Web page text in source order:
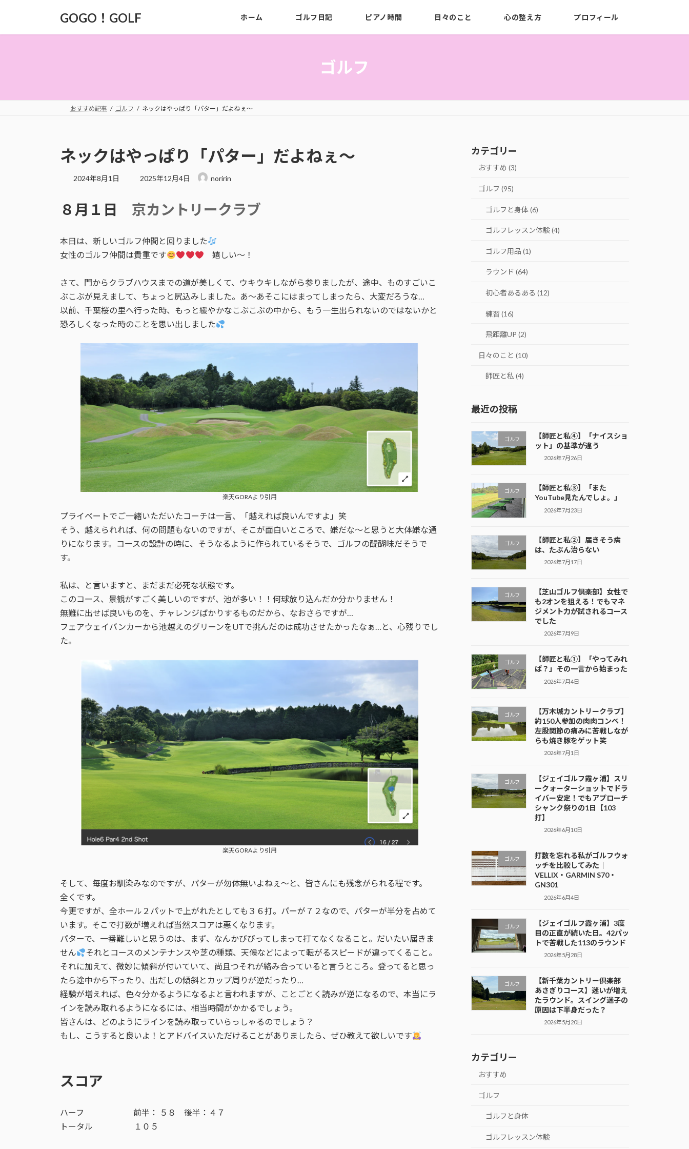
GOGO！GOLF ホーム ゴルフ日記 ピアノ時間 日々のこと 心の整え方 プロフィール
ゴルフ
おすすめ記事 ゴルフ ネックはやっぱり「パター」だよねぇ〜
ネックはやっぱり「パター」だよねぇ〜
2024年8月1日
最
新
日
:
2025年12月4日 noririn
８月１日 京カントリークラブ
本日は、新しいゴルフ仲間と回りました
女性のゴルフ仲間は貴重です
嬉しい〜！
さて、門からクラブハウスまでの道が美しくて、ウキウキしながら参りましたが、途中、ものすごいこ
ぶこぶが見えまして、ちょっと尻込みしました。あ〜あそこにはまってしまったら、大変だろうな…
以前、千葉桜の里へ行った時、もっと緩やかなこぶこぶの中から、もう一生出られないのではないかと
恐ろしくなった時のことを思い出しました
楽天GORAより引用
プライベートでご一緒いただいたコーチは一言、「越えれば良いんですよ」笑
そう、越えられれば、何の問題もないのですが、そこが面白いところで、嫌だな〜と思うと大体嫌な通
りになります。コースの設計の時に、そうなるように作られているそうで、ゴルフの醍醐味だそうで
す。
私は、と言いますと、まだまだ必死な状態です。
このコース、景観がすごく美しいのですが、池が多い！！何球放り込んだか分かりません！
無難に出せば良いものを、チャレンジばかりするものだから、なおさらですが…
フェアウェイバンカーから池越えのグリーンをUTで挑んだのは成功させたかったなぁ…と、心残りでし
た。
楽天GORAより引用
そして、毎度お馴染みなのですが、パターが勿体無いよねぇ〜と、皆さんにも残念がられる程です。
全くです。
今更ですが、全ホール２パットで上がれたとしても３６打。パーが７２なので、パターが半分を占めて
います。そこで打数が増えれば当然スコアは悪くなります。
パターで、一番難しいと思うのは、まず、なんかびびってしまって打てなくなること。だいたい届きま
せん
それとコースのメンテナンスや芝の種類、天候などによって転がるスピードが違ってくること。
それに加えて、微妙に傾斜が付いていて、尚且つそれが絡み合っていると言うところ。登ってると思っ
たら途中から下ったり、出だしの傾斜とカップ周りが逆だったり…
経験が増えれば、色々分かるようになるよと言われますが、ことごとく読みが逆になるので、本当にラ
インを読み取れるようになるには、相当時間がかかるでしょう。
皆さんは、どのようにラインを読み取っていらっしゃるのでしょう？
もし、こうすると良いよ！とアドバイスいただけることがありましたら、ぜひ教えて欲しいです
スコア
ハーフ 前半： ５８ 後半：４７
トータル １０５
カテゴリー
おすすめ (3)
ゴルフ (95)
ゴルフと身体 (6)
ゴルフレッスン体験 (4)
ゴルフ用品 (1)
ラウンド (64)
初心者あるある (12)
練習 (16)
飛距離UP (2)
日々のこと (10)
師匠と私 (4)
最近の投稿
ゴルフ
【師匠と私④】「ナイスショ
ット」の基準が違う
2026年7月26日
ゴルフ
【師匠と私③】「また
YouTube見たんでしょ。」
2026年7月23日
ゴルフ
【師匠と私②】届きそう病
は、たぶん治らない
2026年7月17日
ゴルフ
【芝山ゴルフ倶楽部】女性で
も2オンを狙える！でもマネ
ジメント力が試されるコース
でした
2026年7月9日
ゴルフ
【師匠と私①】「やってみれ
ば？」その一言から始まった
2026年7月4日
ゴルフ
【万木城カントリークラブ】
約150人参加の肉肉コンペ！
左股関節の痛みに苦戦しなが
らも焼き豚をゲット笑
2026年7月1日
ゴルフ
【ジェイゴルフ霞ヶ浦】スリ
ークォーターショットでドラ
イバー安定！でもアプローチ
シャンク祭りの1日【103
打】
2026年6月10日
ゴルフ
打数を忘れる私がゴルフウォ
ッチを比較してみた｜
VELLIX・GARMIN S70・
GN301
2026年6月4日
ゴルフ
【ジェイゴルフ霞ヶ浦】3度
目の正直が続いた日。42パッ
トで苦戦した113のラウンド
2026年5月28日
ゴルフ
【新千葉カントリー倶楽部
あさぎりコース】迷いが増え
たラウンド。スイング迷子の
原因は下半身だった？
2026年5月20日
カテゴリー
おすすめ
ゴルフ
ゴルフと身体
ゴルフレッスン体験